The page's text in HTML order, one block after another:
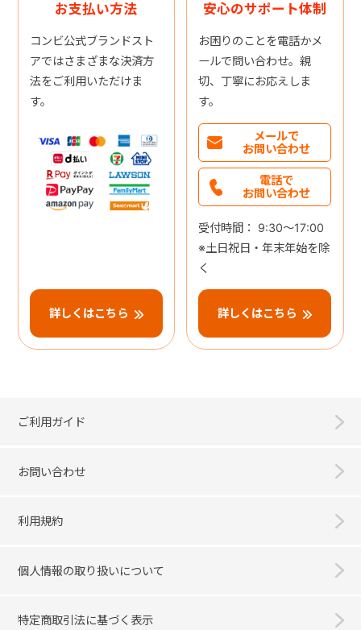
お支払い方法
コンビ公式ブランドスト
アではさまざまな決済方
法をご利用いただけま
す。
詳しくはこちら
安心のサポート体制
お困りのことを電話かメ
ールで問い合わせ。親
切、丁寧にお応えしま
す。
メールで
お問い合わせ
電話で
お問い合わせ
受付時間： 9:30～17:00
※土日祝日・年末年始を除
く
詳しくはこちら
ご利用ガイド
お問い合わせ
利用規約
個人情報の取り扱いについて
特定商取引法に基づく表示